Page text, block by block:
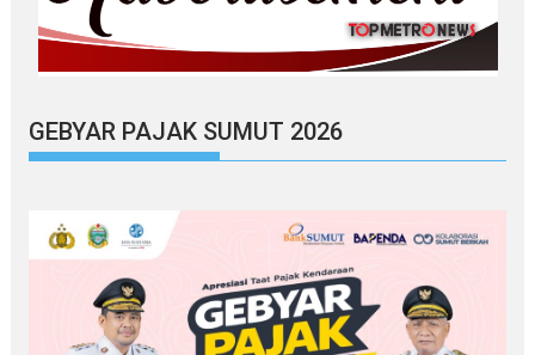
GEBYAR PAJAK SUMUT 2026